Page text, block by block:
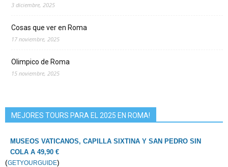
3 diciembre, 2025
Cosas que ver en Roma
17 noviembre, 2025
Olimpico de Roma
15 noviembre, 2025
MEJORES TOURS PARA EL 2025 EN ROMA!
MUSEOS VATICANOS, CAPILLA SIXTINA Y SAN PEDRO SIN
COLA A 49,90 €
(GETYOURGUIDE)